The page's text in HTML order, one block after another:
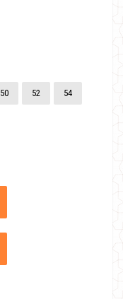
50 52 54